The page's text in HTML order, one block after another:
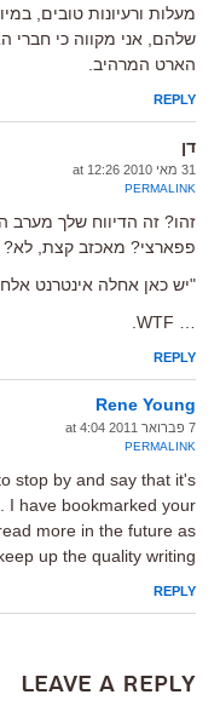
מעלות ורעיונות טובים,
שלהם, אני מקווה כי חברי
הארט המרהיב.
REPLY
דן
31 מאי 2010 at 12:26
PERMALINK
זהו? זה הדיווח שלך מערב
פפארצי? מאכזב קצת, לא?
"יש כאן אחלה אינטרנט
… WTF.
REPLY
Rene Young
7 פברואר 2011 at 4:04
PERMALINK
stop by and say that it's
I have bookmarked your
more in the future as
up the quality writing
REPLY
Leave a Reply